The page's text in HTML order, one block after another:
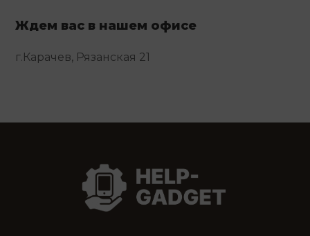
Ждем вас в нашем офисе
г.Карачев, Рязанская 21